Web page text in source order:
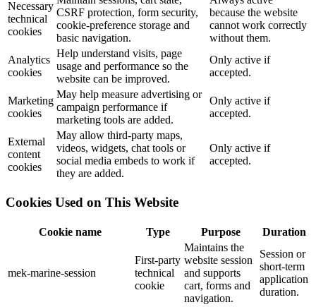
Necessary
technical
cookies
CSRF protection, form security,
cookie-preference storage and
basic navigation.
because the website
cannot work correctly
without them.
Analytics
cookies
Help understand visits, page
usage and performance so the
website can be improved.
Only active if
accepted.
Marketing
cookies
May help measure advertising or
campaign performance if
marketing tools are added.
Only active if
accepted.
External
content
cookies
May allow third-party maps,
videos, widgets, chat tools or
social media embeds to work if
they are added.
Only active if
accepted.
Cookies Used on This Website
Cookie name Type Purpose Duration
mek-marine-session
First-party
technical
cookie
Maintains the
website session
and supports
cart, forms and
navigation.
Session or
short-term
application
duration.